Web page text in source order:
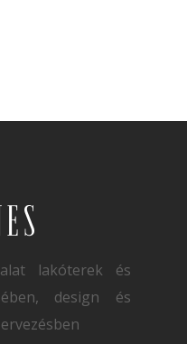
lakóterek és
design és